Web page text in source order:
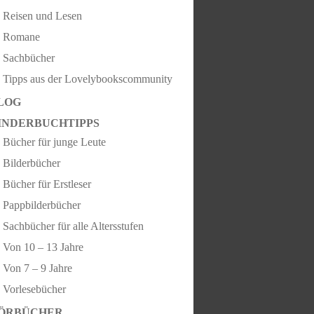
Reisen und Lesen
Romane
Sachbücher
Tipps aus der Lovelybookscommunity
Bücher für junge Leute
Bilderbücher
Bücher für Erstleser
Pappbilderbücher
Sachbücher für alle Altersstufen
Von 10 – 13 Jahre
Von 7 – 9 Jahre
Vorlesebücher